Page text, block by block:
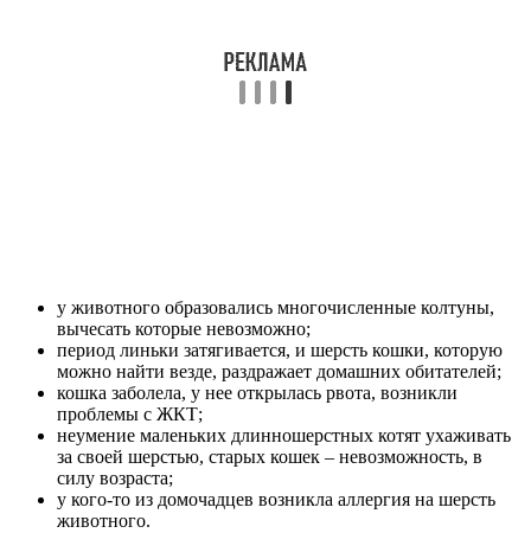
у животного образовались многочисленные колтуны,
вычесать которые невозможно;
период линьки затягивается, и шерсть кошки, которую
можно найти везде, раздражает домашних обитателей;
кошка заболела, у нее открылась рвота, возникли
проблемы с ЖКТ;
неумение маленьких длинношерстных котят ухаживать
за своей шерстью, старых кошек – невозможность, в
силу возраста;
у кого-то из домочадцев возникла аллергия на шерсть
животного.